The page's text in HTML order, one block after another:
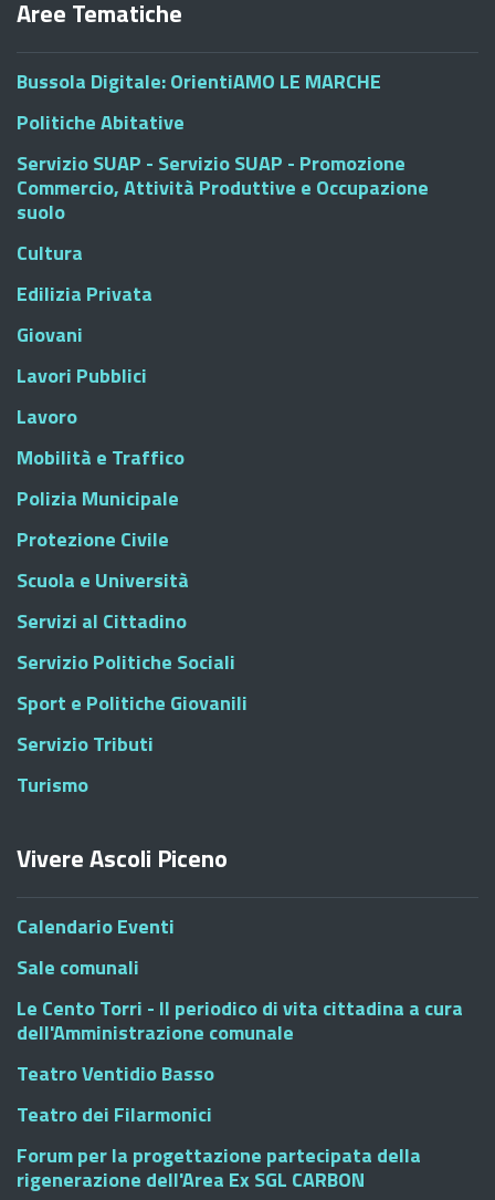
Aree Tematiche
Bussola Digitale: OrientiAMO LE MARCHE
Politiche Abitative
Servizio SUAP - Servizio SUAP - Promozione
Commercio, Attività Produttive e Occupazione
suolo
Cultura
Edilizia Privata
Giovani
Lavori Pubblici
Lavoro
Mobilità e Traffico
Polizia Municipale
Protezione Civile
Scuola e Università
Servizi al Cittadino
Servizio Politiche Sociali
Sport e Politiche Giovanili
Servizio Tributi
Turismo
Vivere Ascoli Piceno
Calendario Eventi
Sale comunali
Le Cento Torri - Il periodico di vita cittadina a cura
dell'Amministrazione comunale
Teatro Ventidio Basso
Teatro dei Filarmonici
Forum per la progettazione partecipata della
rigenerazione dell'Area Ex SGL CARBON